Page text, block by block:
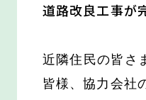
道路改良工事が
近隣住民の皆さ
皆様、協力会社